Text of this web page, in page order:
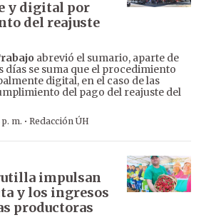
y digital por
del reajuste
abrevió el sumario, aparte de
días se suma que el procedimiento
digital, en el caso de las
del pago del reajuste del
m. · Redacción ÚH
impulsan
y los ingresos
productoras